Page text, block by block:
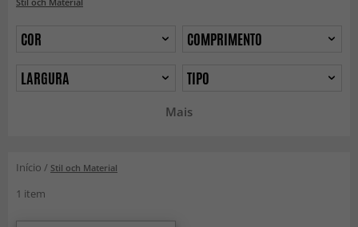
Mais
COR
COMPRIMENTO
LARGURA
TIPO
Início / Stil och Material
1 item